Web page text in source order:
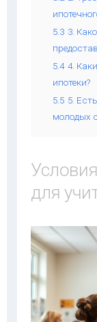
5.3 3.
5.4 4.
ипотеки?
5.5 5.
молодых
для